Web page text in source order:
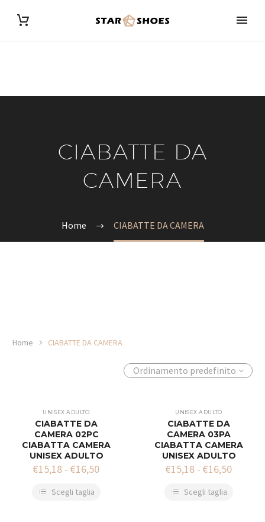
CIABATTE DA
CAMERA
Home CIABATTE DA CAMERA
Home CIABATTE DA CAMERA
Ordinamento predefinito
UNISEX ADULTO
CIABATTE DA
CAMERA 02PC
CIABATTA CAMERA
UNISEX ADULTO
€15,18 - €16,50
Scegli taglia
UNISEX ADULTO
CIABATTE DA
CAMERA 03PA
CIABATTA CAMERA
UNISEX ADULTO
€15,18 - €16,50
Scegli taglia